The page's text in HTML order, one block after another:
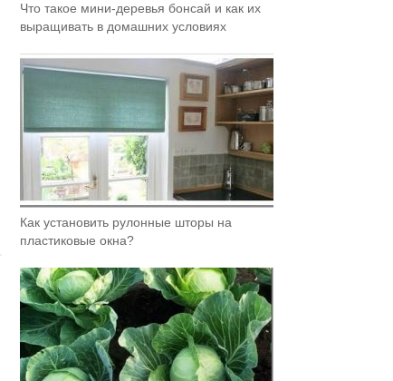
Что такое мини-деревья бонсай и как их
выращивать в домашних условиях
Как установить рулонные шторы на
пластиковые окна?